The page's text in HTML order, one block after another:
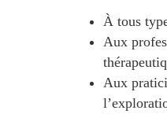
À tous
Aux
Aux